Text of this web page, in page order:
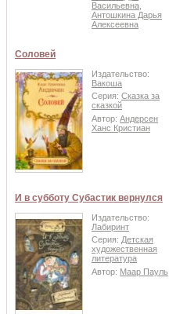
Васильевна
Антошкина Дарья
Алексеевна
Соловей
Издательство:
Вакоша
Серия: Сказка за
сказкой
Автор: Андерсен
Ханс Кристиан
И в субботу Субастик вернулся
Издательство:
Лабиринт
Серия: Детская
художественная
литература
Автор: Маар Пауль